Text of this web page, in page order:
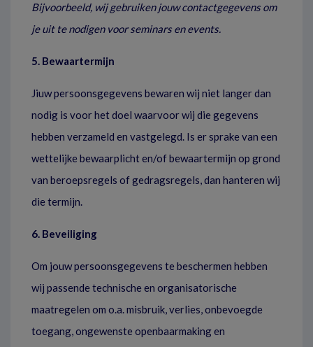
Bijvoorbeeld, wij gebruiken jouw contactgegevens om
je uit te nodigen voor seminars en events.
5. Bewaartermijn
Jiuw persoonsgegevens bewaren wij niet langer dan
nodig is voor het doel waarvoor wij die gegevens
hebben verzameld en vastgelegd. Is er sprake van een
wettelijke bewaarplicht en/of bewaartermijn op grond
van beroepsregels of gedragsregels, dan hanteren wij
die termijn.
6. Beveiliging
Om jouw persoonsgegevens te beschermen hebben
wij passende technische en organisatorische
maatregelen om o.a. misbruik, verlies, onbevoegde
toegang, ongewenste openbaarmaking en